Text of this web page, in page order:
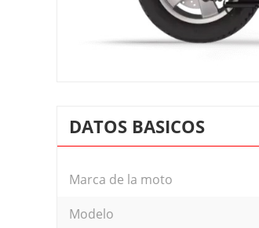
DATOS BASICOS
Marca de la moto
Modelo